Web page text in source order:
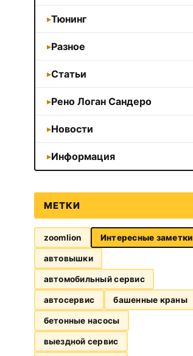
Тюнинг
Разное
Статьи
Рено Логан Сандеро
Новости
Информация
МЕТКИ
zoomlion Интересные заметки
автовышки
автомобильный сервис
автосервис башенные краны
бетонные насосы
выездной сервис